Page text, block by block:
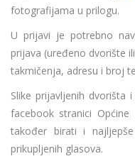
fotografijama u prilogu.
U prijavi je potrebno
prijava (uređeno dvorište
takmičenja, adresu i broj
Slike prijavljenih dvorišta
facebook stranici
također birati i
prikupljenih glasova.